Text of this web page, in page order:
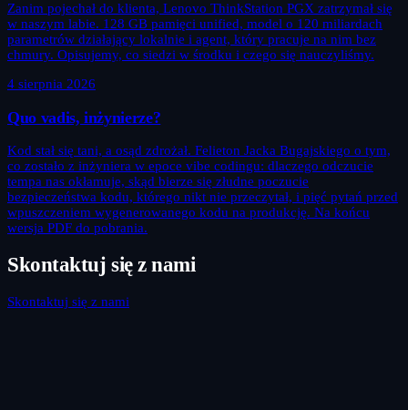
Zanim pojechał do klienta, Lenovo ThinkStation PGX zatrzymał się
w naszym labie. 128 GB pamięci unified, model o 120 miliardach
parametrów działający lokalnie i agent, który pracuje na nim bez
chmury. Opisujemy, co siedzi w środku i czego się nauczyliśmy.
4 sierpnia 2026
Quo vadis, inżynierze?
Kod stał się tani, a osąd zdrożał. Felieton Jacka Bugajskiego o tym,
co zostało z inżyniera w epoce vibe codingu: dlaczego odczucie
tempa nas okłamuje, skąd bierze się złudne poczucie
bezpieczeństwa kodu, którego nikt nie przeczytał, i pięć pytań przed
wpuszczeniem wygenerowanego kodu na produkcję. Na końcu
wersja PDF do pobrania.
Skontaktuj się z nami
Skontaktuj się z nami